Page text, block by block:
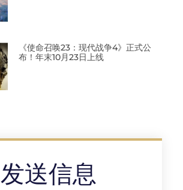
《使命召唤23：现代战争4》正式公
布！年末10月23日上线
发送信息